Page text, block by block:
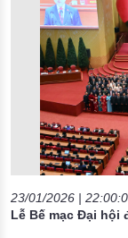
23/01/2026 |
Lễ Bế mạc Đại hội